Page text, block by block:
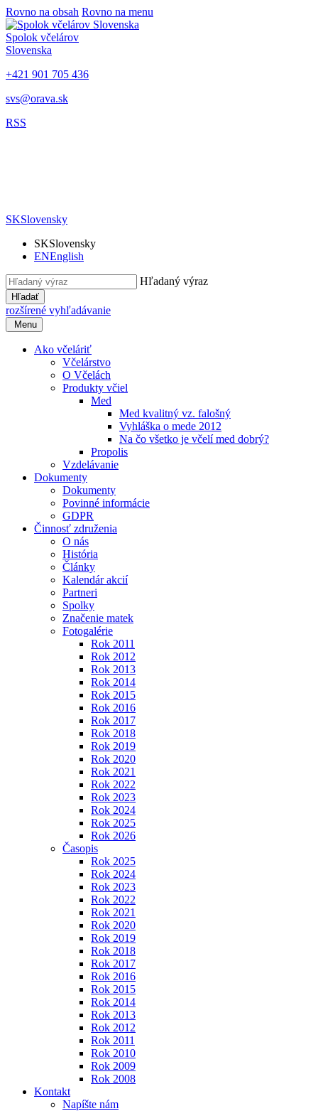
Rovno na obsah Rovno na menu
Spolok včelárov
Slovenska
+421 901 705 436
svs@orava.sk
RSS
SKSlovensky
SKSlovensky
ENEnglish
Hľadaný výraz
Hľadať
rozšírené vyhľadávanie
Menu
Ako včeláriť
Včelárstvo
O Včelách
Produkty včiel
Med
Med kvalitný vz. falošný
Vyhláška o mede 2012
Na čo všetko je včelí med dobrý?
Propolis
Vzdelávanie
Dokumenty
Dokumenty
Povinné informácie
GDPR
Činnosť združenia
O nás
História
Články
Kalendár akcií
Partneri
Spolky
Značenie matek
Fotogalérie
Rok 2011
Rok 2012
Rok 2013
Rok 2014
Rok 2015
Rok 2016
Rok 2017
Rok 2018
Rok 2019
Rok 2020
Rok 2021
Rok 2022
Rok 2023
Rok 2024
Rok 2025
Rok 2026
Časopis
Rok 2025
Rok 2024
Rok 2023
Rok 2022
Rok 2021
Rok 2020
Rok 2019
Rok 2018
Rok 2017
Rok 2016
Rok 2015
Rok 2014
Rok 2013
Rok 2012
Rok 2011
Rok 2010
Rok 2009
Rok 2008
Kontakt
Napíšte nám